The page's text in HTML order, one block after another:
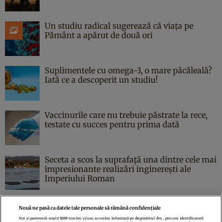
Un studiu radical sugerează că viața pe
Pământ a apărut de două ori
Suplimentele cu omega-3, o mare păcăleală?
Iată ce a descoperit un studiu!
Vaccinurile care nu trebuie păstrate la rece,
testate cu succes pentru prima dată
Seceta a scos la suprafață una dintre cele mai
impresionante realizări inginerești ale
Imperiului Roman
Nouă ne pasă ca datele tale personale să rămână confidențiale
Noi și partenerii noștri1019 stocăm și/sau accesăm informații pe dispozitivul dvs., precum identificatorii